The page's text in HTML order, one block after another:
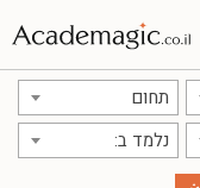
תחום
נלמד ב: